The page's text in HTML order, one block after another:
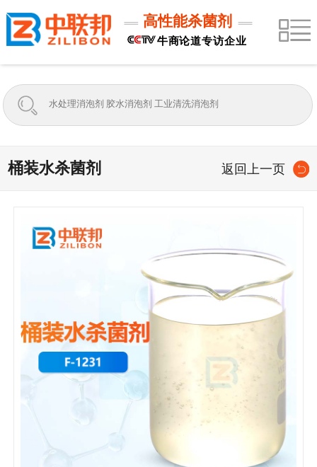
高性能杀菌剂
牛商论道专访企业
桶装水杀菌剂 返回上一页